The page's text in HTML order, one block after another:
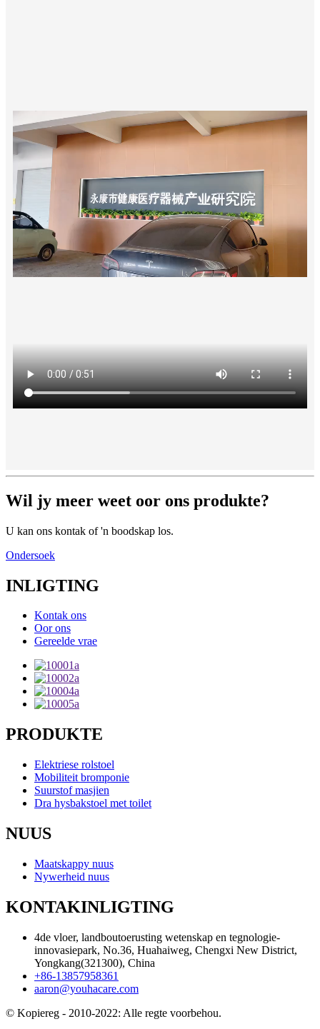
Wil jy meer weet oor ons produkte?
U kan ons kontak of 'n boodskap los.
Ondersoek
INLIGTING
Kontak ons
Oor ons
Gereelde vrae
PRODUKTE
Elektriese rolstoel
Mobiliteit bromponie
Suurstof masjien
Dra hysbakstoel met toilet
NUUS
Maatskappy nuus
Nywerheid nuus
KONTAKINLIGTING
4de vloer, landboutoerusting wetenskap en tegnologie-
innovasiepark, No.36, Huahaiweg, Chengxi New District,
Yongkang(321300), China
+86-13857958361
aaron@youhacare.com
© Kopiereg - 2010-2022: Alle regte voorbehou.